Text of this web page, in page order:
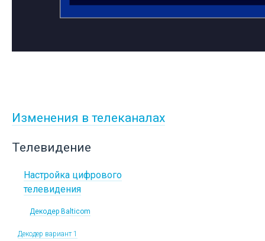
Изменения в телеканалах
Телевидение
Настройка цифрового
телевидения
Декодер Balticom
Декодер вариант 1